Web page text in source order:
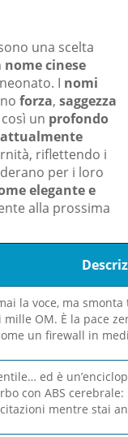
una scelta
nome cinese
I nomi
forza, saggezza
un profondo
riflettendo i
per i loro
elegante e
alla prossima
la voce, ma
OM. È la pace
un firewall in
ed è
con ABS
mentre stai